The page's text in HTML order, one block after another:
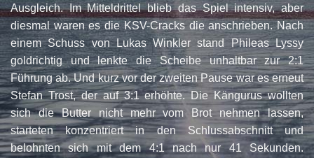
Ausgleich. Im Mitteldrittel blieb das Spiel intensiv, aber
diesmal waren es die KSV-Cracks die anschrieben. Nach
einem Schuss von Lukas Winkler stand Phileas Lyssy
goldrichtig und lenkte die Scheibe unhaltbar zur 2:1
Führung ab. Und kurz vor der zweiten Pause war es erneut
Stefan Trost, der auf 3:1 erhöhte. Die Kängurus wollten
sich die Butter nicht mehr vom Brot nehmen lassen,
starteten konzentriert in den Schlussabschnitt und
belohnten sich mit dem 4:1 nach nur 41 Sekunden.